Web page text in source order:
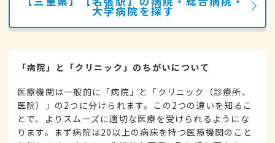
大学病院を探す
「病院」と「クリニック」のちがいについて
医療機関は一般的に「病院」と「クリニック（診療所、
医院）」の2つに分けられます。この2つの違いを知るこ
とで、よりスムーズに適切な医療を受けられるようにな
ります。まず病院は20以上の病床を持つ医療機関のこと